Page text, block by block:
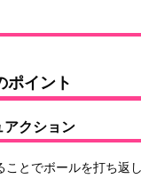
ポイント
クション
とでボールを打ち返